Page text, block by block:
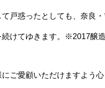
戸惑ったとしても、奈良
けてゆきます。※2017醸
ご愛顧いただけますよう心